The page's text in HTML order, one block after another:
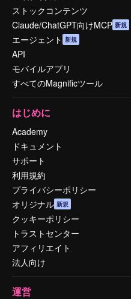
ストックコンテンツ
Claude/ChatGPT向けMCP 新規
エージェント 新規
API
モバイルアプリ
すべてのMagnificツール
はじめに
Academy
ドキュメント
サポート
利用規約
プライバシーポリシー
オリジナル 新規
クッキーポリシー
トラストセンター
アフィリエイト
法人向け
運営